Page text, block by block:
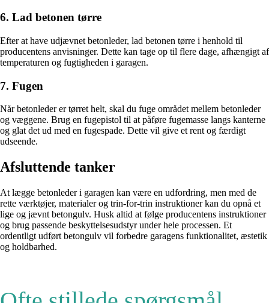
6. Lad betonen tørre
Efter at have udjævnet betonleder, lad betonen tørre i henhold til
producentens anvisninger. Dette kan tage op til flere dage, afhængigt af
temperaturen og fugtigheden i garagen.
7. Fugen
Når betonleder er tørret helt, skal du fuge området mellem betonleder
og væggene. Brug en fugepistol til at påføre fugemasse langs kanterne
og glat det ud med en fugespade. Dette vil give et rent og færdigt
udseende.
Afsluttende tanker
At lægge betonleder i garagen kan være en udfordring, men med de
rette værktøjer, materialer og trin-for-trin instruktioner kan du opnå et
lige og jævnt betongulv. Husk altid at følge producentens instruktioner
og brug passende beskyttelsesudstyr under hele processen. Et
ordentligt udført betongulv vil forbedre garagens funktionalitet, æstetik
og holdbarhed.